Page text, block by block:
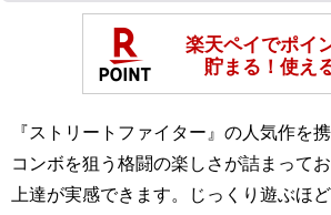
『ストリートファイター』の人気作を
コンボを狙う格闘の楽しさが詰まって
上達が実感できます。じっくり遊ぶほ